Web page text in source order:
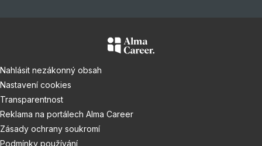
Nahlásit nezákonný obsah
Nastavení cookies
Transparentnost
Reklama na portálech Alma Career
Zásady ochrany soukromí
Podmínky používání